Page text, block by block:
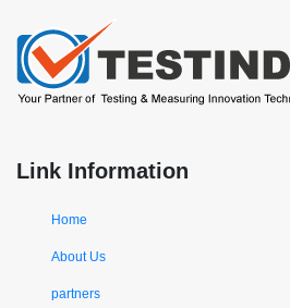
Link Information
Home
About Us
partners